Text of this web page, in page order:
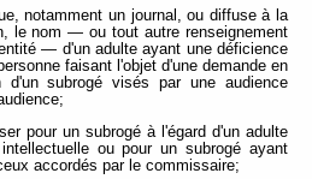
notamment un journal, ou diffuse à la
le nom — ou tout autre renseignement
— d'un adulte ayant une déficience
faisant l'objet d'une demande en
d'un subrogé visés par une audience
pour un subrogé à l'égard d'un adulte
ou pour un subrogé ayant
accordés par le commissaire;